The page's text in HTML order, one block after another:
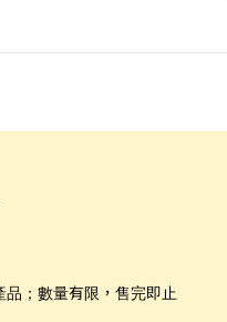
；數量有限，售完即止